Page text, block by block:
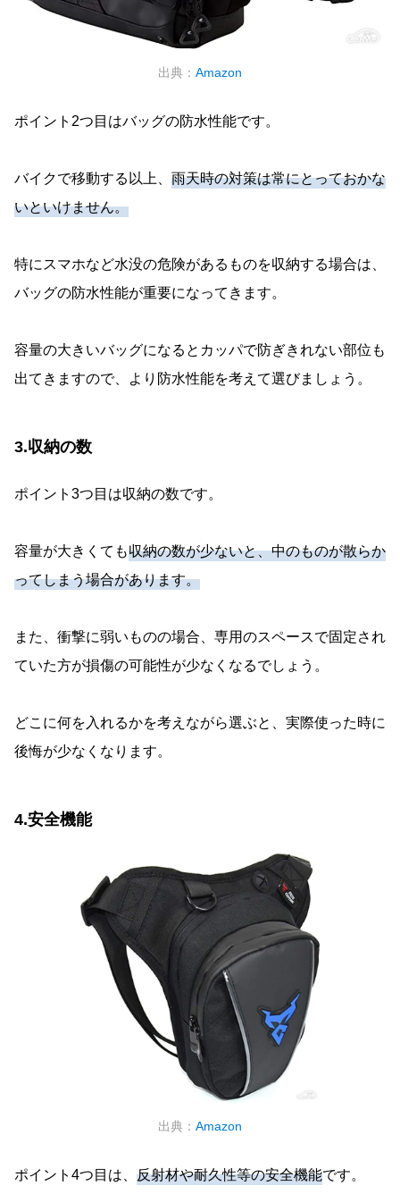
出典： Amazon
ポイント2つ目はバッグの防水性能です。
バイクで移動する以上、 雨天時の対策は常にとっておかな
いといけません。
特にスマホなど水没の危険があるものを収納する場合は、
バッグの防水性能が重要になってきます。
容量の大きいバッグになるとカッパで防ぎきれない部位も
出てきますので、より防水性能を考えて選びましょう。
3.収納の数
ポイント3つ目は収納の数です。
容量が大きくても収納の数が少ないと、中のものが散らか
ってしまう場合があります。
また、衝撃に弱いものの場合、専用のスペースで固定され
ていた方が損傷の可能性が少なくなるでしょう。
どこに何を入れるかを考えながら選ぶと、実際使った時に
後悔が少なくなります。
4.安全機能
出典： Amazon
ポイント4つ目は、 反射材や耐久性等の安全機能です。